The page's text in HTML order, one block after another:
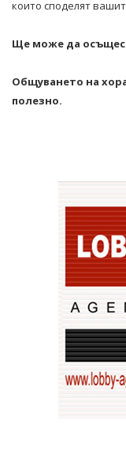
които споделят
Ще може да
Общуването на
полезно.